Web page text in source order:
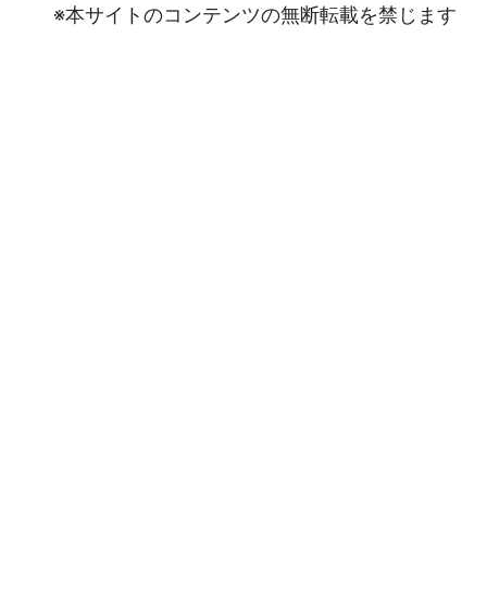
※本サイトのコンテンツの無断転載を禁じます